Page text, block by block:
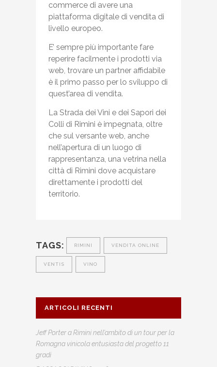
commerce di avere una
piattaforma digitale di vendita di
livello europeo.
E’ sempre più importante fare
reperire facilmente i prodotti via
web, trovare un partner affidabile
è il primo passo per lo sviluppo di
quest’area di vendita.
La Strada dei Vini e dei Sapori dei
Colli di Rimini è impegnata, oltre
che sul versante web, anche
nell’apertura di un luogo di
rappresentanza, una vetrina nella
città di Rimini dove acquistare
direttamente i prodotti del
territorio.
TAGS: RIMINI VENDITA ONLINE
VENTIS VINO
ARTICOLI RECENTI
Jeff Porter a Rimini nell’ambito di un tour per la
Romagna vinicola entusiasta del progetto 11
gradi